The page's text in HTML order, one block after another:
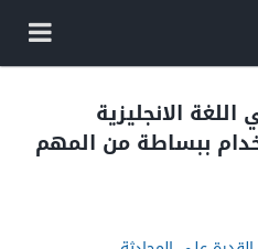
الانجليزية
ببساطة من المهم